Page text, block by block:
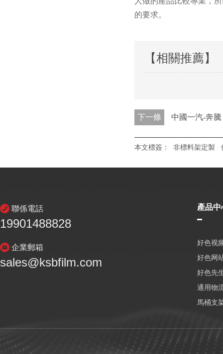
的要求。
【相關推薦】
下一條 中國一汽-奔騰
本文標簽： 非標料架定製
聯係電話
19901488828
企業郵箱
sales@ksbfilm.com
產品中
好色视
好色网
好色先
通用物
馬桶支